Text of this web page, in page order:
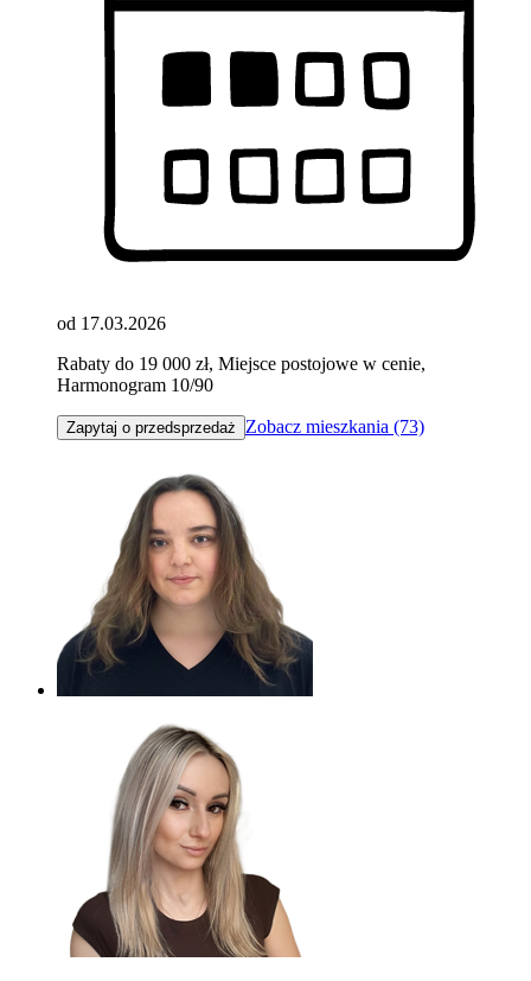
od 17.03.2026
Rabaty do 19 000 zł, Miejsce postojowe w cenie,
Harmonogram 10/90
Zapytaj o przedsprzedaż Zobacz mieszkania (73)